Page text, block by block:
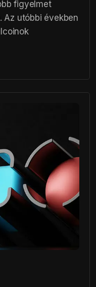
figyelmet
Az utóbbi években